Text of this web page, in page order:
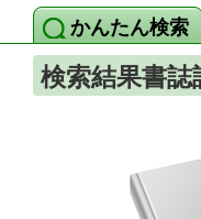
かんたん検索
検索結果書誌